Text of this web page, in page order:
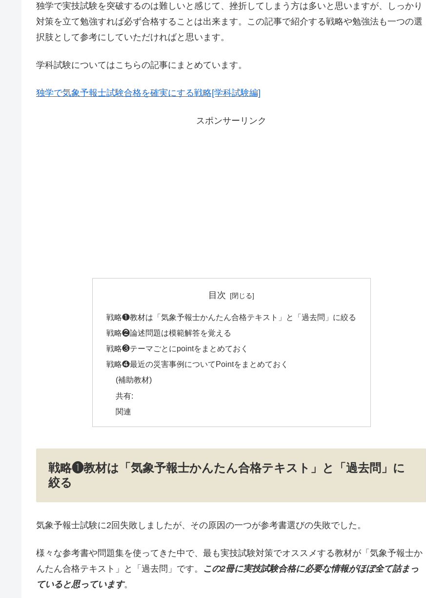
独学で実技試験を突破するのは難しいと感じて、挫折してしまう方は多いと思いますが、しっかり
対策を立て勉強すれば必ず合格することは出来ます。この記事で紹介する戦略や勉強法も一つの選
択肢として参考にしていただければと思います。
学科試験についてはこちらの記事にまとめています。
独学で気象予報士試験合格を確実にする戦略[学科試験編]
スポンサーリンク
目次
戦略❶教材は「気象予報士かんたん合格テキスト」と「過去問」に絞る
戦略❷論述問題は模範解答を覚える
戦略❸テーマごとにpointをまとめておく
戦略❹最近の災害事例についてPointをまとめておく
(補助教材)
共有:
関連
戦略❶教材は「気象予報士かんたん合格テキスト」と「過去問」に
絞る
気象予報士試験に2回失敗しましたが、その原因の一つが参考書選びの失敗でした。
様々な参考書や問題集を使ってきた中で、最も実技試験対策でオススメする教材が「気象予報士か
んたん合格テキスト」と「過去問」です。 この2冊に実技試験合格に必要な情報がほぼ全て詰まっ
ていると思っています。